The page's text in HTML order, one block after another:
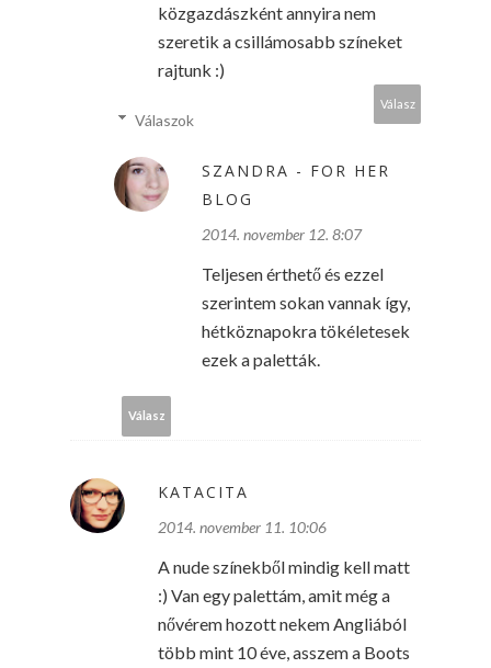
közgazdászként annyira nem
szeretik a csillámosabb színeket
rajtunk :)
Válasz
Válaszok
SZANDRA - FOR HER
BLOG
2014. november 12. 8:07
Teljesen érthető és ezzel
szerintem sokan vannak így,
hétköznapokra tökéletesek
ezek a paletták.
Válasz
KATACITA
2014. november 11. 10:06
A nude színekből mindig kell matt
:) Van egy palettám, amit még a
nővérem hozott nekem Angliából
több mint 10 éve, asszem a Boots